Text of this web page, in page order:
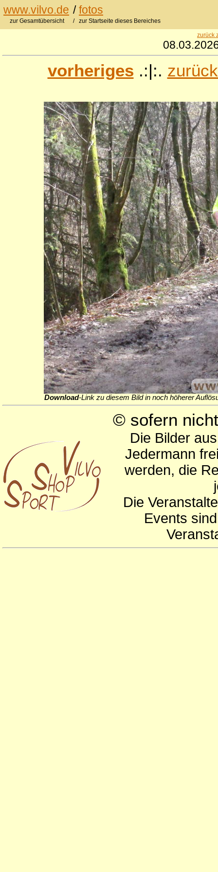
www.vilvo.de /fotos
zur Gesamtübersicht / zur Startseite dieses Bereiches
zurück
vorheriges .:|:.
Download-Link zu diesem Bild in noch höherer
© sofern
Die Bilder
Jedermann
werden, die
Die
Events